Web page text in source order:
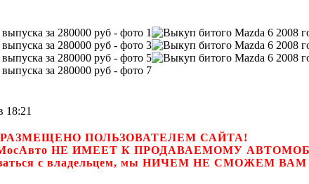
18:21
ПОЛЬЗОВАТЕЛЕМ САЙТА!
НЕ ИМЕЕТ К ПРОДАВАЕМОМУ
с владельцем, мы НИЧЕМ НЕ СМОЖЕМ